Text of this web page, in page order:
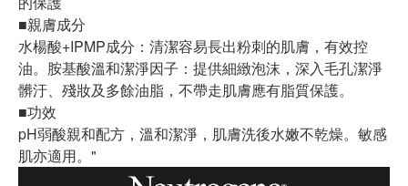
■親膚成分
水楊酸+IPMP成分：清潔容易長出粉刺的肌膚，有效控
油。胺基酸溫和潔淨因子：提供細緻泡沫，深入毛孔潔淨
髒汙、殘妝及多餘油脂，不帶走肌膚應有脂質保護。
■功效
pH弱酸親和配方，溫和潔淨，肌膚洗後水嫩不乾燥。敏感
肌亦適用。"